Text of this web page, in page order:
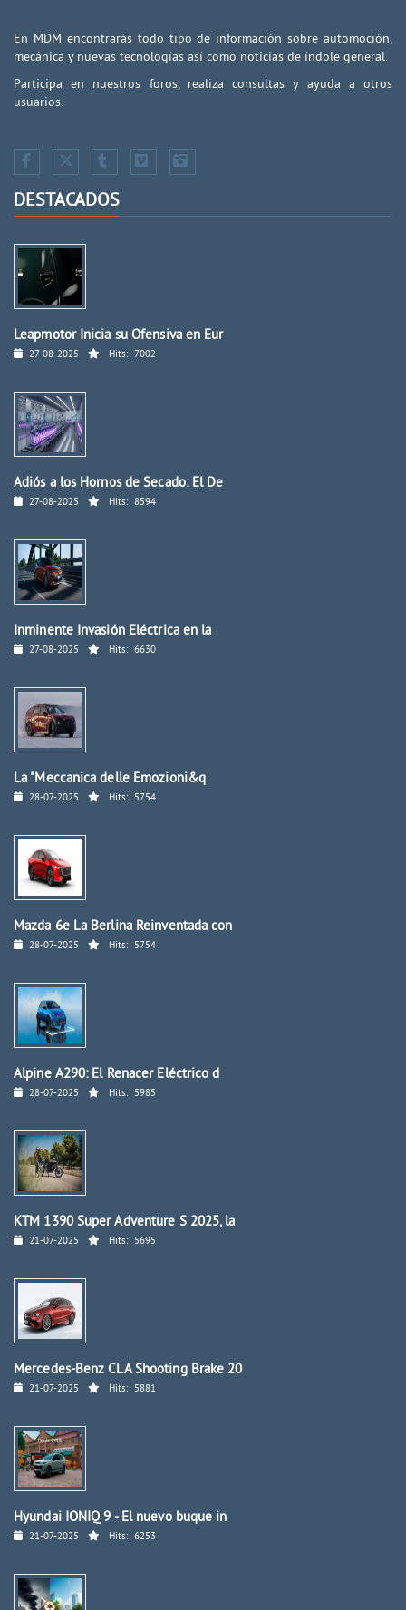
En MDM encontrarás todo tipo de información sobre automoción,
mecánica y nuevas tecnologías así como noticias de índole general.
Participa en nuestros foros, realiza consultas y ayuda a otros
usuarios.
DESTACADOS
Leapmotor Inicia su Ofensiva en Eur
27-08-2025 Hits: 7002
Adiós a los Hornos de Secado: El De
27-08-2025 Hits: 8594
Inminente Invasión Eléctrica en la
27-08-2025 Hits: 6630
La "Meccanica delle Emozioni&q
28-07-2025 Hits: 5754
Mazda 6e La Berlina Reinventada con
28-07-2025 Hits: 5754
Alpine A290: El Renacer Eléctrico d
28-07-2025 Hits: 5985
KTM 1390 Super Adventure S 2025, la
21-07-2025 Hits: 5695
Mercedes-Benz CLA Shooting Brake 20
21-07-2025 Hits: 5881
Hyundai IONIQ 9 - El nuevo buque in
21-07-2025 Hits: 6253